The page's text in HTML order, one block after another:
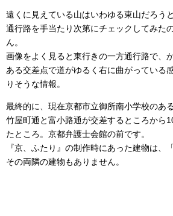
遠くに見えている山はいわゆる東山だろう
通行路を手当たり次第にチェックしてみた
ん。
画像をよく見ると東行きの一方通行路で、
ある交差点で道がゆるく右に曲がっている
りそうな情報。
最終的に、現在京都市立御所南小学校のあ
竹屋町通と富小路通が交差するところから
たところ。京都弁護士会館の前です。
『京、ふたり』の制作時にあった建物は、
その両隣の建物もありません。